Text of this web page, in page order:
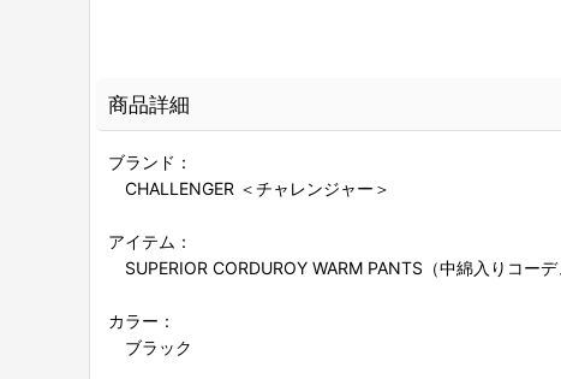
商品詳細
ブランド：
CHALLENGER ＜チャレンジャー＞
アイテム：
SUPERIOR CORDUROY WARM PANTS（中綿入りコーデ
カラー：
ブラック